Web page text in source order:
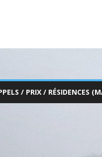
/ PRIX / RÉSIDENCES